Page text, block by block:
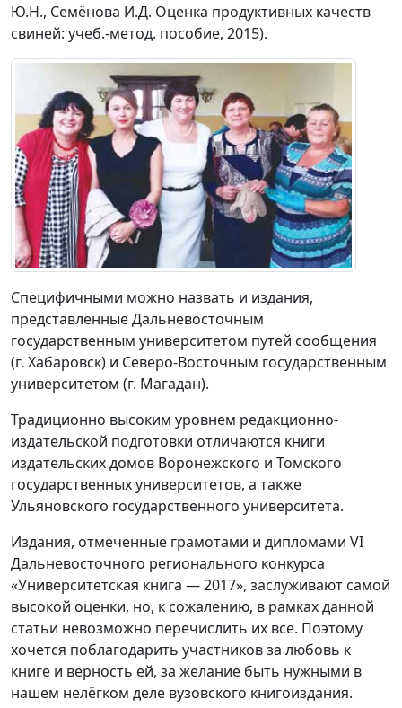
Ю.Н., Семёнова И.Д. Оценка продуктивных качеств
свиней: учеб.-метод. пособие, 2015).
Специфичными можно назвать и издания,
представленные Дальневосточным
государственным университетом путей сообщения
(г. Хабаровск) и Северо-Восточным государственным
университетом (г. Магадан).
Традиционно высоким уровнем редакционно-
издательской подготовки отличаются книги
издательских домов Воронежского и Томского
государственных университетов, а также
Ульяновского государственного университета.
Издания, отмеченные грамотами и дипломами VI
Дальневосточного регионального конкурса
«Университетская книга — 2017», заслуживают самой
высокой оценки, но, к сожалению, в рамках данной
статьи невозможно перечислить их все. Поэтому
хочется поблагодарить участников за любовь к
книге и верность ей, за желание быть нужными в
нашем нелёгком деле вузовского книгоиздания.